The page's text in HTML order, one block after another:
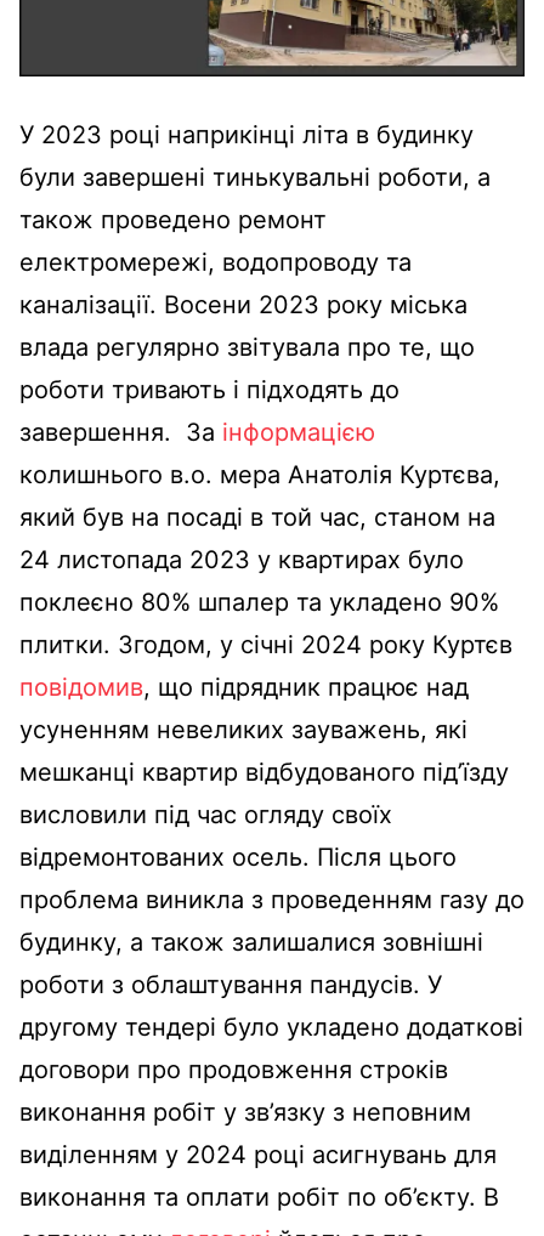
У 2023 році наприкінці літа в будинку
були завершені тинькувальні роботи, а
також проведено ремонт
електромережі, водопроводу та
каналізації. Восени 2023 року міська
влада регулярно звітувала про те, що
роботи тривають і підходять до
завершення. За інформацією
колишнього в.о. мера Анатолія Куртєва,
який був на посаді в той час, станом на
24 листопада 2023 у квартирах було
поклеєно 80% шпалер та укладено 90%
плитки. Згодом, у січні 2024 року Куртєв
повідомив, що підрядник працює над
усуненням невеликих зауважень, які
мешканці квартир відбудованого підʼїзду
висловили під час огляду своїх
відремонтованих осель. Після цього
проблема виникла з проведенням газу до
будинку, а також залишалися зовнішні
роботи з облаштування пандусів. У
другому тендері було укладено додаткові
договори про продовження строків
виконання робіт у зв’язку з неповним
виділенням у 2024 році асигнувань для
виконання та оплати робіт по об’єкту. В